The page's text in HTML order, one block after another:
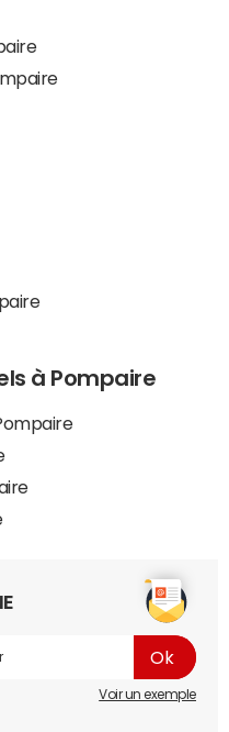
à Pompaire
Voir un exemple